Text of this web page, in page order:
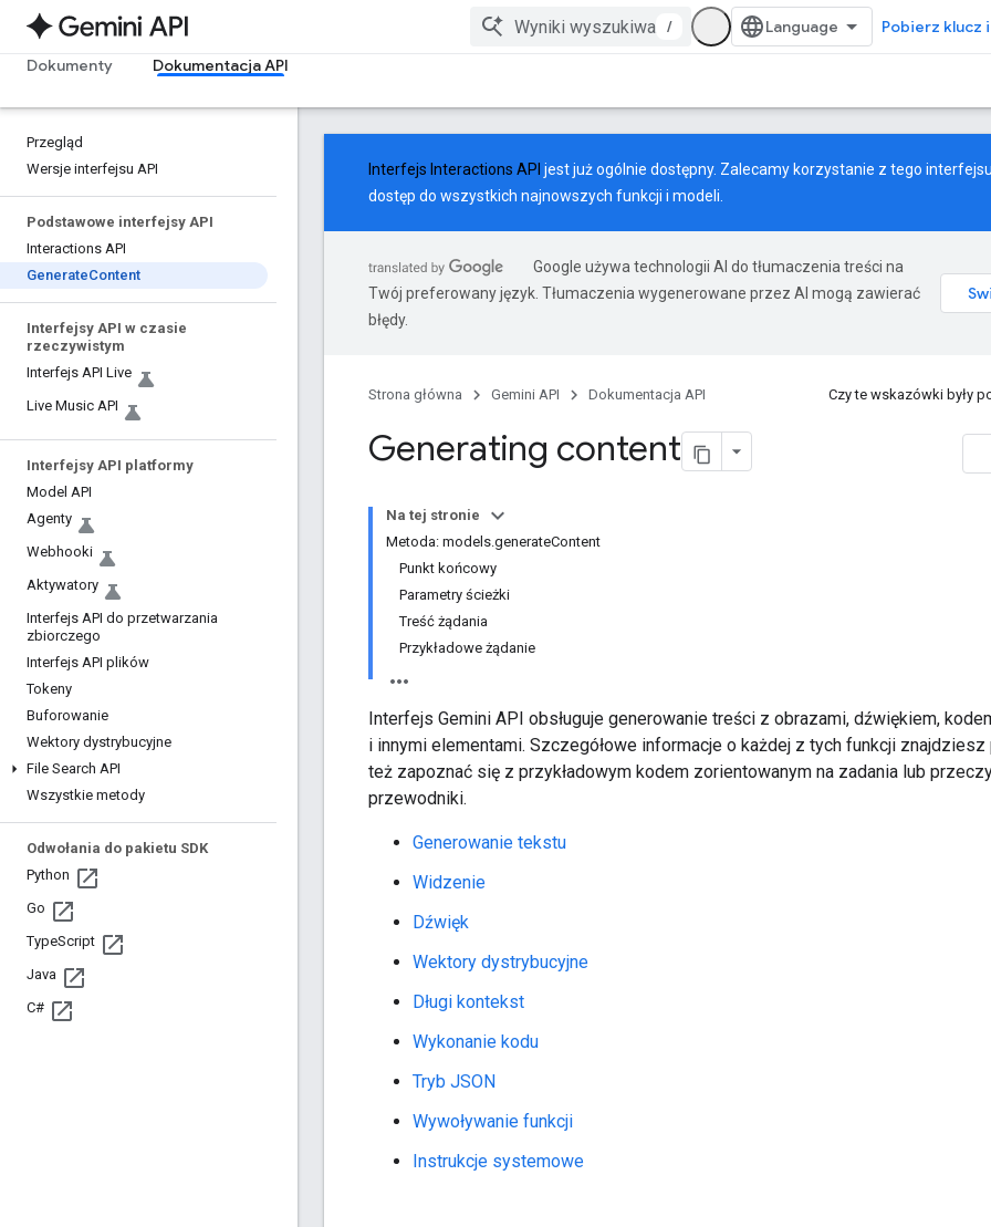
/
Pobierz klucz
Dokumenty
Dokumentacja API
Przegląd
Wersje interfejsu API
Podstawowe interfejsy API
Interactions API
GenerateContent
Interfejsy API w czasie
rzeczywistym
Interfejs API Live
Live Music API
Interfejsy API platformy
Model API
Agenty
Webhooki
Aktywatory
Interfejs API do przetwarzania
zbiorczego
Interfejs API plików
Tokeny
Buforowanie
Wektory dystrybucyjne
File Search API
Wszystkie metody
Odwołania do pakietu SDK
Python
Go
TypeScript
Java
C#
Interfejs Interactions API jest już ogólnie dostępny. Zalecamy korzystanie z tego
dostęp do wszystkich najnowszych funkcji i modeli.
Google używa technologii AI do tłumaczenia treści na
Twój preferowany język. Tłumaczenia wygenerowane przez AI mogą zawierać
błędy.
Strona główna Gemini API Dokumentacja API Czy te wskazówki były
Generating content
Na tej stronie
Metoda: models.generateContent
Punkt końcowy
Parametry ścieżki
Treść żądania
Przykładowe żądanie
Interfejs Gemini API obsługuje generowanie treści z obrazami, dźwiękiem,
i innymi elementami. Szczegółowe informacje o każdej z tych funkcji
też zapoznać się z przykładowym kodem zorientowanym na zadania lub
przewodniki.
Generowanie tekstu
Widzenie
Dźwięk
Wektory dystrybucyjne
Długi kontekst
Wykonanie kodu
Tryb JSON
Wywoływanie funkcji
Instrukcje systemowe